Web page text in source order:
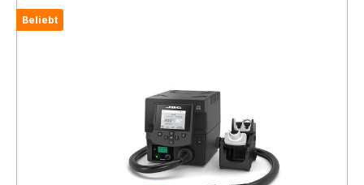
Beliebt